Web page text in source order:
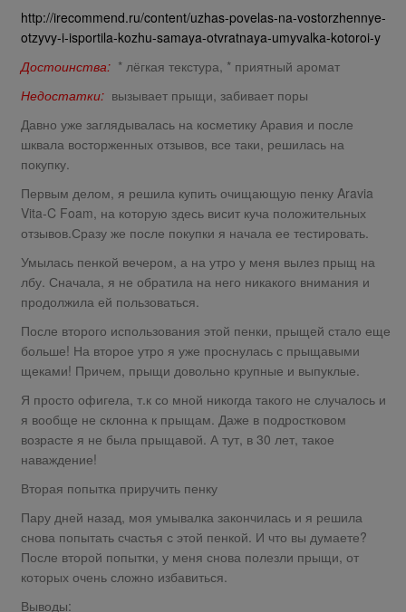
http://irecommend.ru/content/uzhas-povelas-na-vostorzhennye-
otzyvy-i-isportila-kozhu-samaya-otvratnaya-umyvalka-kotoroi-y
Достоинства: * лёгкая текстура, * приятный аромат
Недостатки: вызывает прыщи, забивает поры
Давно уже заглядывалась на косметику Аравия и после
шквала восторженных отзывов, все таки, решилась на
покупку.
Первым делом, я решила купить очищающую пенку Aravia
Vita-C Foam, на которую здесь висит куча положительных
отзывов.Сразу же после покупки я начала ее тестировать.
Умылась пенкой вечером, а на утро у меня вылез прыщ на
лбу. Сначала, я не обратила на него никакого внимания и
продолжила ей пользоваться.
После второго использования этой пенки, прыщей стало еще
больше! На второе утро я уже проснулась с прыщавыми
щеками! Причем, прыщи довольно крупные и выпуклые.
Я просто офигела, т.к со мной никогда такого не случалось и
я вообще не склонна к прыщам. Даже в подростковом
возрасте я не была прыщавой. А тут, в 30 лет, такое
наваждение!
Вторая попытка приручить пенку
Пару дней назад, моя умывалка закончилась и я решила
снова попытать счастья с этой пенкой. И что вы думаете?
После второй попытки, у меня снова полезли прыщи, от
которых очень сложно избавиться.
Выводы: